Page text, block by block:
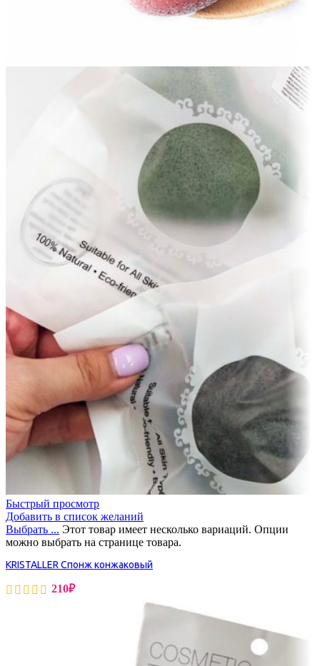
Быстрый просмотр
Добавить в список желаний
Выбрать ... Этот товар имеет несколько вариаций. Опции
можно выбрать на странице товара.
KRISTALLER Спонж конжаковый
210₽